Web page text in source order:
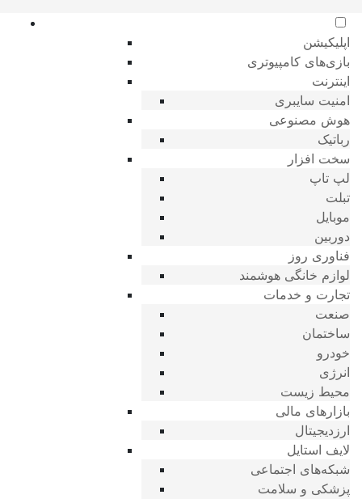
اپلیکیشن
بازی‌های کامپیوتری
اینترنت
امنیت سایبری
هوش مصنوعی
رباتیک
سخت افزار
لپ تاپ
تبلت
موبایل
دوربین
فناوری روز
لوازم خانگی هوشمند
تجارت و خدمات
صنعت
ساختمان
خودرو
انرژی
محیط زیست
بازارهای مالی
ارزدیجیتال
لایف استایل
شبکه‌های اجتماعی
پزشکی و سلامت